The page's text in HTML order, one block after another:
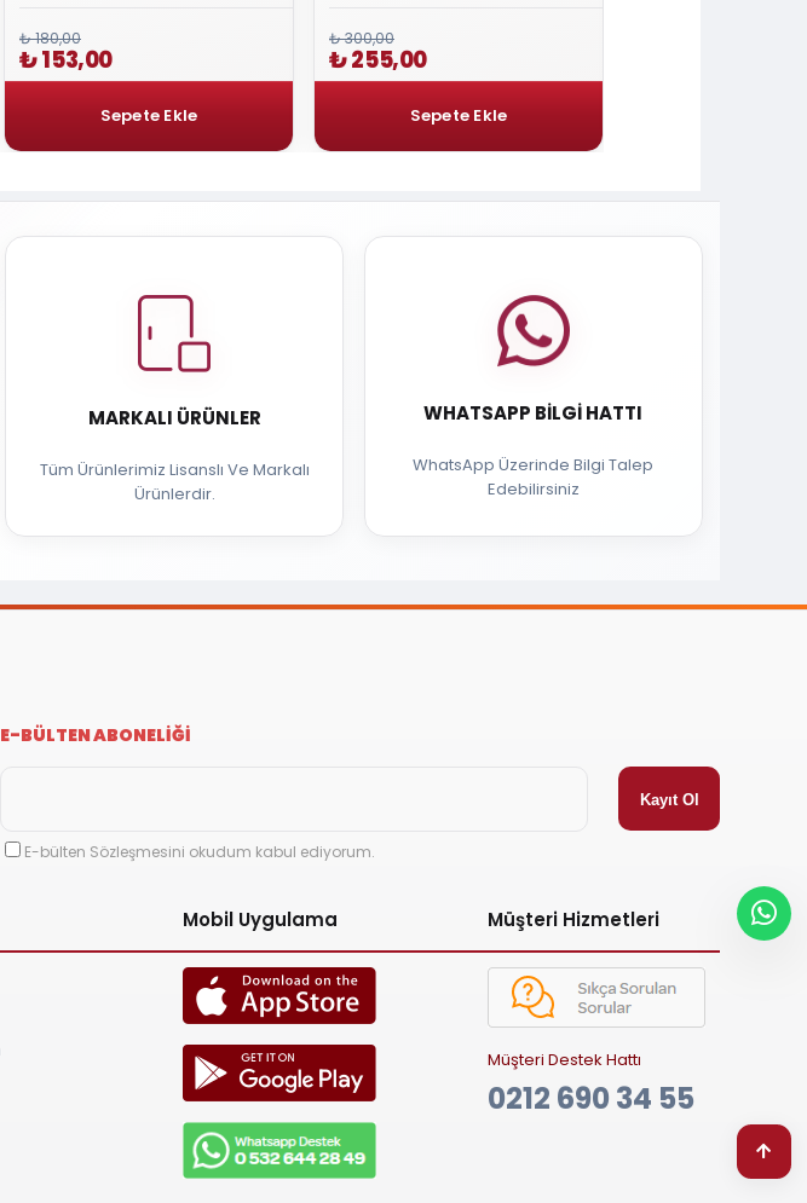
₺ 180,00
₺ 153,00
₺ 300,00
₺ 255,00
MARKALI ÜRÜNLER
Tüm Ürünlerimiz Lisanslı Ve Markalı
Ürünlerdir.
WHATSAPP BILGI HATTI
WhatsApp Üzerinde Bilgi Talep
Edebilirsiniz
E-BÜLTEN ABONELİĞİ
E-bülten Sözleşmesini okudum kabul ediyorum.
Mobil Uygulama Müşteri Hizmetleri
Müşteri Destek Hattı
0212 690 34 55